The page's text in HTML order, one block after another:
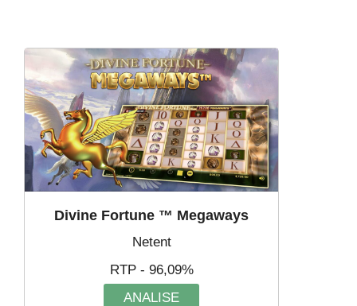
Divine Fortune ™ Megaways
Netent
RTP - 96,09%
ANALISE